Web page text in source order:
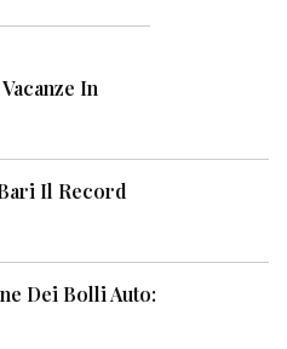
In
Il Record
Dei Bolli Auto: